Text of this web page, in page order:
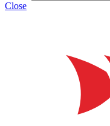
Close